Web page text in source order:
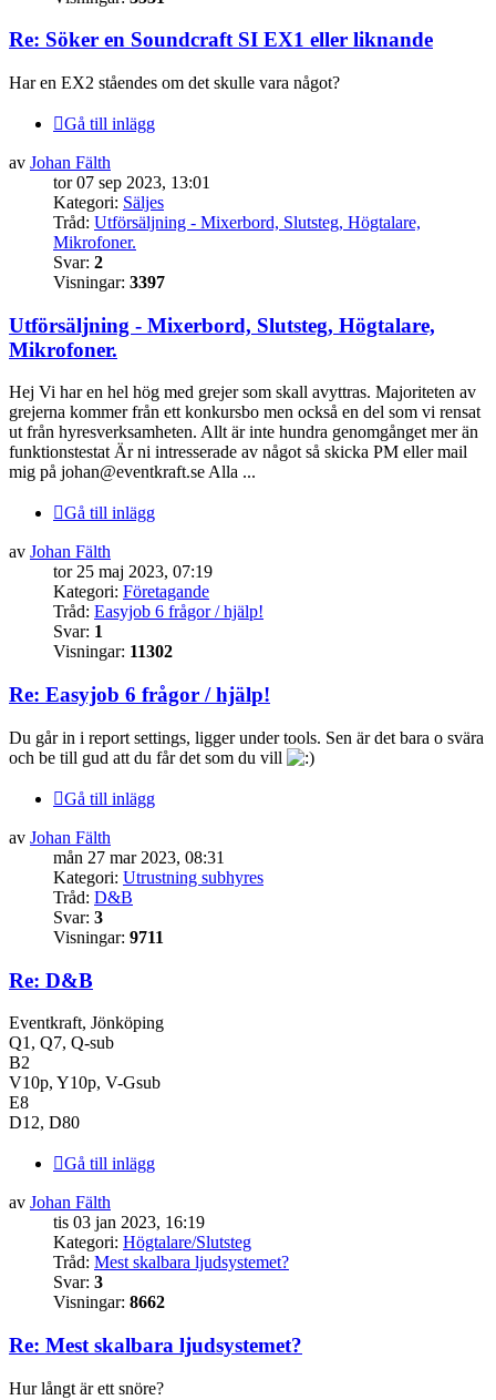
Re: Söker en Soundcraft SI EX1 eller liknande
Har en EX2 ståendes om det skulle vara något?
Gå till inlägg
av Johan Fälth
tor 07 sep 2023, 13:01
Kategori: Säljes
Tråd: Utförsäljning - Mixerbord, Slutsteg, Högtalare,
Mikrofoner.
Svar: 2
Visningar: 3397
Utförsäljning - Mixerbord, Slutsteg, Högtalare,
Mikrofoner.
Hej Vi har en hel hög med grejer som skall avyttras. Majoriteten av
grejerna kommer från ett konkursbo men också en del som vi rensat
ut från hyresverksamheten. Allt är inte hundra genomgånget mer än
funktionstestat Är ni intresserade av något så skicka PM eller mail
mig på johan@eventkraft.se Alla ...
Gå till inlägg
av Johan Fälth
tor 25 maj 2023, 07:19
Kategori: Företagande
Tråd: Easyjob 6 frågor / hjälp!
Svar: 1
Visningar: 11302
Re: Easyjob 6 frågor / hjälp!
Du går in i report settings, ligger under tools. Sen är det bara o svära
och be till gud att du får det som du vill
Gå till inlägg
av Johan Fälth
mån 27 mar 2023, 08:31
Kategori: Utrustning subhyres
Tråd: D&B
Svar: 3
Visningar: 9711
Re: D&B
Eventkraft, Jönköping
Q1, Q7, Q-sub
B2
V10p, Y10p, V-Gsub
E8
D12, D80
Gå till inlägg
av Johan Fälth
tis 03 jan 2023, 16:19
Kategori: Högtalare/Slutsteg
Tråd: Mest skalbara ljudsystemet?
Svar: 3
Visningar: 8662
Re: Mest skalbara ljudsystemet?
Hur långt är ett snöre?